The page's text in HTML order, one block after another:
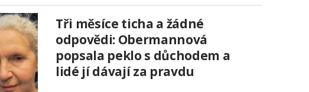
Tři měsíce ticha a žádné
odpovědi: Obermannová
popsala peklo s důchodem a
lidé jí dávají za pravdu